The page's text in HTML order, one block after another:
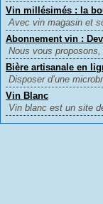
Vin millésimés : la
Avec vin magasin et
Abonnement vin :
Nous vous
Bière artisanale en
Disposer d’une
Vin Blanc
Vin blanc est un site